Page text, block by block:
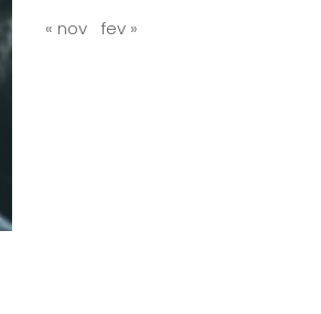
« nov fev »